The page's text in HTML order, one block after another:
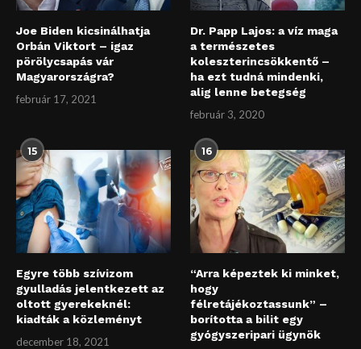
Joe Biden kicsinálhatja
Orbán Viktort – igaz
pörölycsapás vár
Magyarországra?
február 17, 2021
Dr. Papp Lajos: a víz maga
a természetes
koleszterincsökkentő –
ha ezt tudná mindenki,
alig lenne betegség
február 3, 2020
15
Egyre több szívizom
gyulladás jelentkezett az
oltott gyerekeknél:
kiadták a közleményt
december 18, 2021
16
“Arra képeztek ki minket,
hogy
félretájékoztassunk” –
borította a bilit egy
gyógyszeripari ügynök